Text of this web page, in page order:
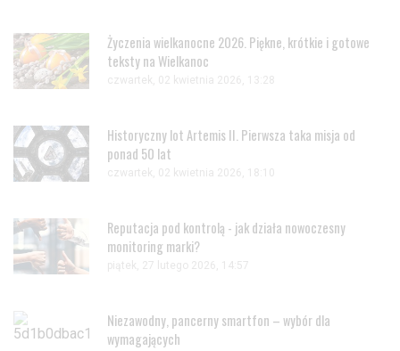
Życzenia wielkanocne 2026. Piękne, krótkie i gotowe
teksty na Wielkanoc
czwartek, 02 kwietnia 2026, 13:28
Historyczny lot Artemis II. Pierwsza taka misja od
ponad 50 lat
czwartek, 02 kwietnia 2026, 18:10
Reputacja pod kontrolą - jak działa nowoczesny
monitoring marki?
piątek, 27 lutego 2026, 14:57
Niezawodny, pancerny smartfon – wybór dla
wymagających